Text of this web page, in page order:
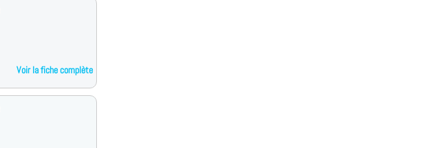
Voir la fiche complète